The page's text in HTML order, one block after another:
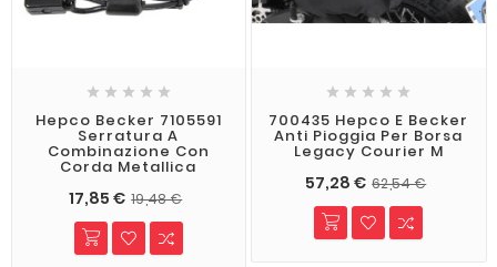
    
Hepco Becker 7105591
Serratura A
Combinazione Con
Corda Metallica
17,85 € 19,48 €
    
700435 Hepco E Becker
Anti Pioggia Per Borsa
Legacy Courier M
57,28 € 62,54 €